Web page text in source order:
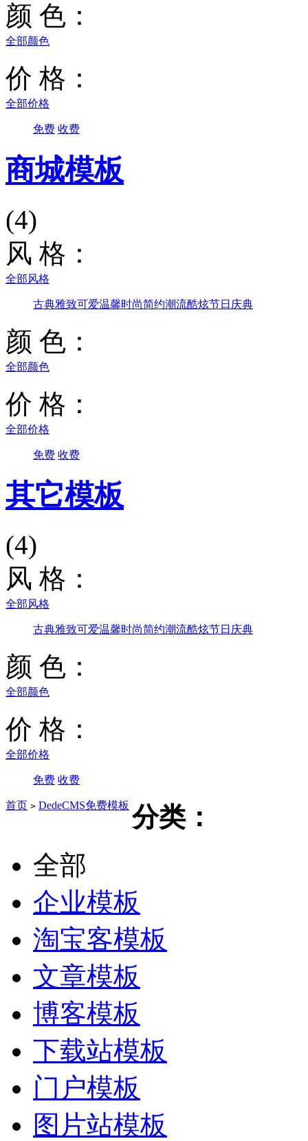
颜 色：
全部颜色
价 格：
全部价格
免费 收费
商城模板
(4)
风 格：
全部风格
古典雅致可爱温馨时尚简约潮流酷炫节日庆典
颜 色：
全部颜色
价 格：
全部价格
免费 收费
其它模板
(4)
风 格：
全部风格
古典雅致可爱温馨时尚简约潮流酷炫节日庆典
颜 色：
全部颜色
价 格：
全部价格
免费 收费
首页 > DedeCMS免费模板 分类：
全部
企业模板
淘宝客模板
文章模板
博客模板
下载站模板
门户模板
图片站模板